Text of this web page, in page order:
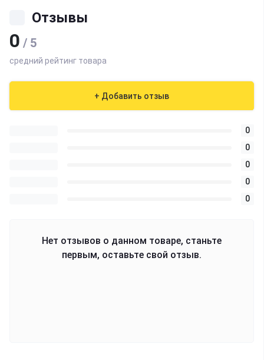
Отзывы
0 / 5
средний рейтинг товара
+ Добавить отзыв
0
0
0
0
0
Нет отзывов о данном товаре, станьте
первым, оставьте свой отзыв.